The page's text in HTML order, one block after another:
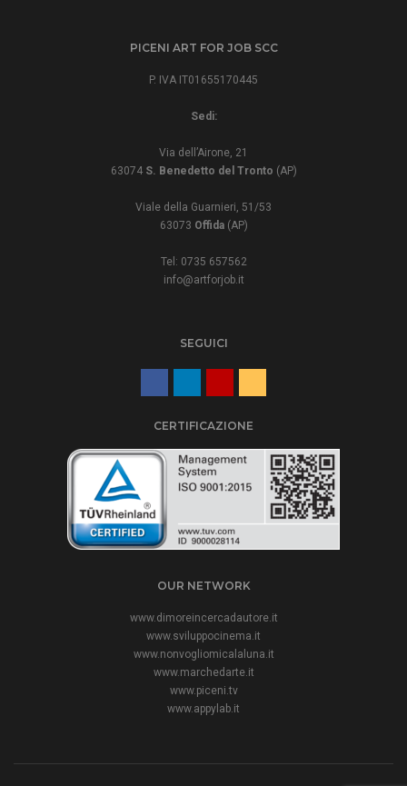
PICENI ART FOR JOB SCC
P. IVA IT01655170445
Sedi:
Via dell’Airone, 21
63074 S. Benedetto del Tronto (AP)
Viale della Guarnieri, 51/53
63073 Offida(AP)
Tel: 0735 657562
info@artforjob.it
SEGUICI
CERTIFICAZIONE
OUR NETWORK
www.dimoreincercadautore.it
www.sviluppocinema.it
www.nonvogliomicalaluna.it
www.marchedarte.it
www.piceni.tv
www.appylab.it